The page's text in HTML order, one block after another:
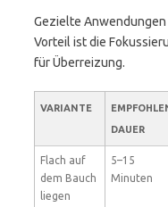
Gezielte
Vorteil ist die
für Überreizung.
VARIANTE
DAUER
Flach auf
dem Bauch
liegen
5–15
Minuten